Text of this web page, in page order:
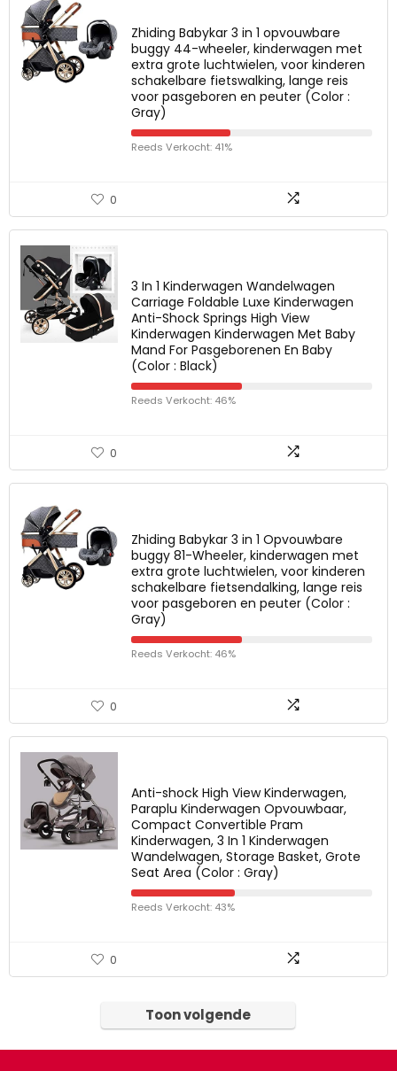
Zhiding Babykar 3 in 1 opvouwbare
buggy 44-wheeler, kinderwagen met
extra grote luchtwielen, voor kinderen
schakelbare fietswalking, lange reis
voor pasgeboren en peuter (Color :
Gray)
Reeds Verkocht: 41%
0
3 In 1 Kinderwagen Wandelwagen
Carriage Foldable Luxe Kinderwagen
Anti-Shock Springs High View
Kinderwagen Kinderwagen Met Baby
Mand For Pasgeborenen En Baby
(Color : Black)
Reeds Verkocht: 46%
0
Zhiding Babykar 3 in 1 Opvouwbare
buggy 81-Wheeler, kinderwagen met
extra grote luchtwielen, voor kinderen
schakelbare fietsendalking, lange reis
voor pasgeboren en peuter (Color :
Gray)
Reeds Verkocht: 46%
0
Anti-shock High View Kinderwagen,
Paraplu Kinderwagen Opvouwbaar,
Compact Convertible Pram
Kinderwagen, 3 In 1 Kinderwagen
Wandelwagen, Storage Basket, Grote
Seat Area (Color : Gray)
Reeds Verkocht: 43%
0
Toon volgende